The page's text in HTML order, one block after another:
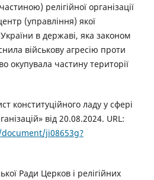
релігійної організації
(управління) якої
в державі, яка законом
військову агресію проти
окупувала частину території
конституційного ладу у сфері
від 20.08.2024. URL:
ji08653g?
Ради Церков і релігійних